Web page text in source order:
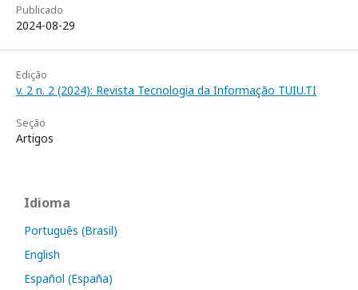
Publicado
2024-08-29
Edição
v. 2 n. 2 (2024): Revista Tecnologia da Informação TUIU.TI
Seção
Artigos
Idioma
Português (Brasil)
English
Español (España)